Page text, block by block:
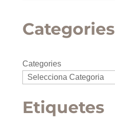
Categories
Categories
Etiquetes